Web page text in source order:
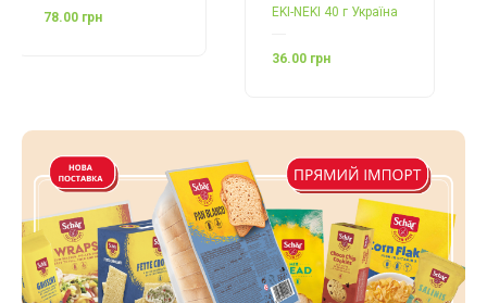
78.00 грн EKI-NEKI 40 г Україна
36.00 грн